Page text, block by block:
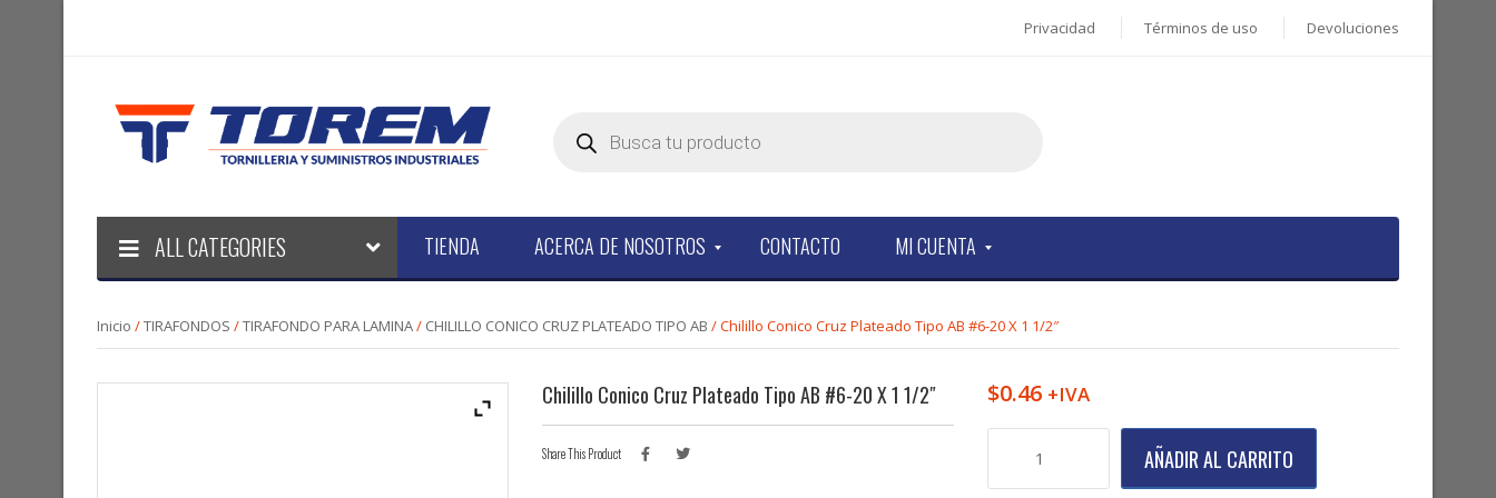
Privacidad Términos de uso Devoluciones
search
ALL CATEGORIES TIENDA ACERCA DE NOSOTROS CONTACTO MI CUENTA
Inicio /TIRAFONDOS /TIRAFONDO PARA LAMINA/ CHILILLO CONICO CRUZ PLATEADO TIPO AB / Chilillo Conico Cruz Plateado Tipo AB #6-20 X 1 1/2″
Chilillo Conico Cruz Plateado Tipo AB #6-20 X 1 1/2″
Share This Product
$0.46 +IVA
Conico
AÑADIR AL CARRITO